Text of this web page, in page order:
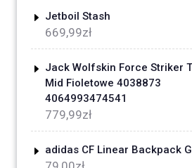
Jetboil Stash
669,99zł
Jack Wolfskin Force Striker
Mid Fioletowe 4038873
4064993474541
779,99zł
adidas CF Linear Backpack